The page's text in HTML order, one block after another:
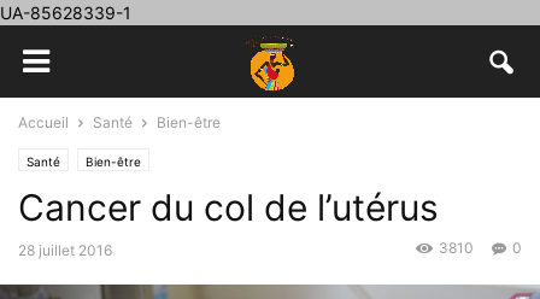
UA-85628339-1
Accueil Santé Bien-être
Santé Bien-être
Cancer du col de l’utérus
28 juillet 2016 0
3810